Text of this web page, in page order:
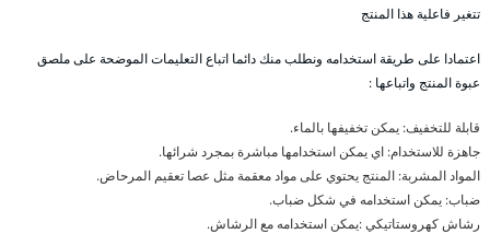
تتغير فاعلية هذا المنتج
اعتمادا على طريقة استخدامه ونطلب منك دائما اتباع التعليمات الموضحة على ملصق
عبوة المنتج واتباعها :
قابلة للتخفيف: يمكن تخفيفها بالماء.
جاهزة للاستخدام: اي يمكن استخدامها مباشرة بمجرد شرائها.
المواد المشربة: المنتج يحتوي على مواد معقمة مثل عصا تعقيم المرحاض.
ضباب: يمكن استخدامه في شكل ضباب.
رشاش كهروستاتيكي :يمكن استخدامه مع الرشاش.